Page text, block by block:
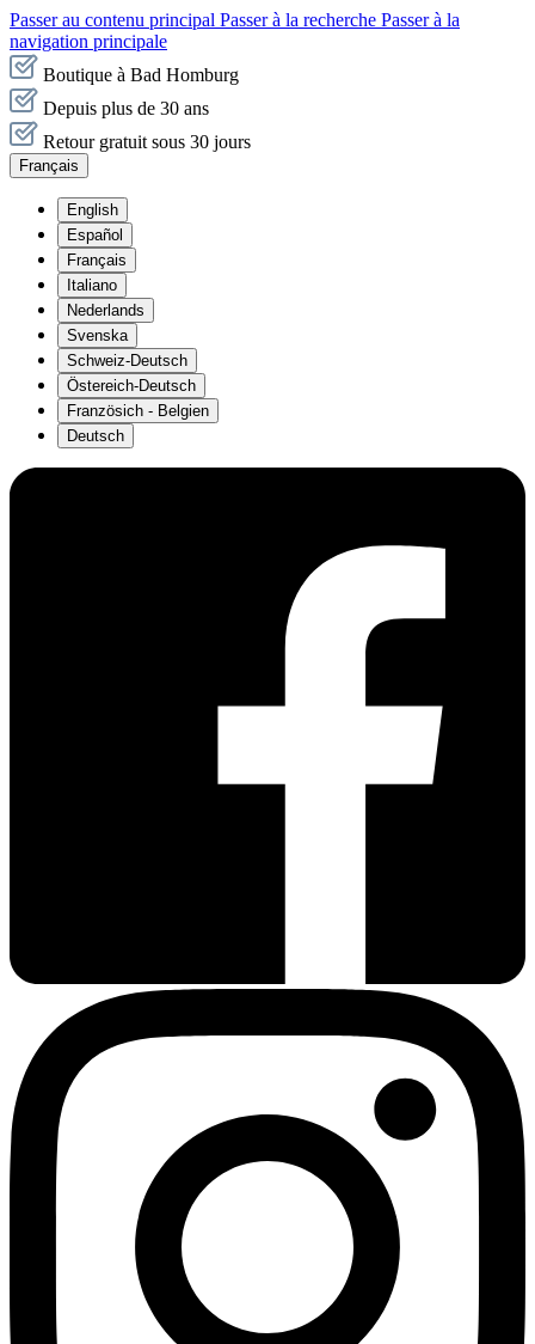
Passer au contenu principal Passer à la recherche Passer à la
navigation principale
Boutique à Bad Homburg
Depuis plus de 30 ans
Retour gratuit sous 30 jours
Français
English
Español
Français
Italiano
Nederlands
Svenska
Schweiz-Deutsch
Östereich-Deutsch
Französich - Belgien
Deutsch